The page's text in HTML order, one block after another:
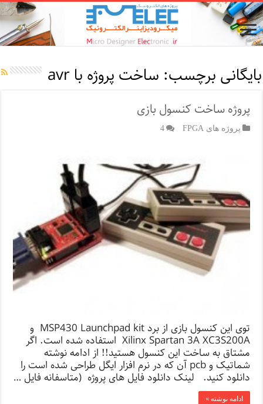
بایگانی برچسب: ساخت پروژه با avr
پروژه ساخت کنسول بازی
پروژه های FPGA 4
توی این کنسول بازی از برد MSP430 Launchpad kit و
Xilinx Spartan 3A XC3S200A استفاده شده است. اگر
مشتاق به ساخت این کنسول هستید!! از ادامه نوشته
شماتیک و pcb آن که در نرم افزار ایگل طراحی شده است را
دانلود کنید. لینک دانلود فایل های پروژه (متاسفانه فایل …
ادامه نوشته »